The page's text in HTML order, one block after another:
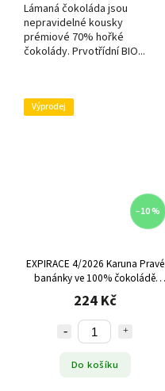
Lámaná čokoláda jsou
nepravidelné kousky
prémiové 70% hořké
čokolády. Prvotřídní BIO...
Výprodej
–10 %
EXPIRACE 4/2026 Karuna Pravé
banánky ve 100% čokoládě
(Mexiko), 100 g
224 Kč
Do košíku